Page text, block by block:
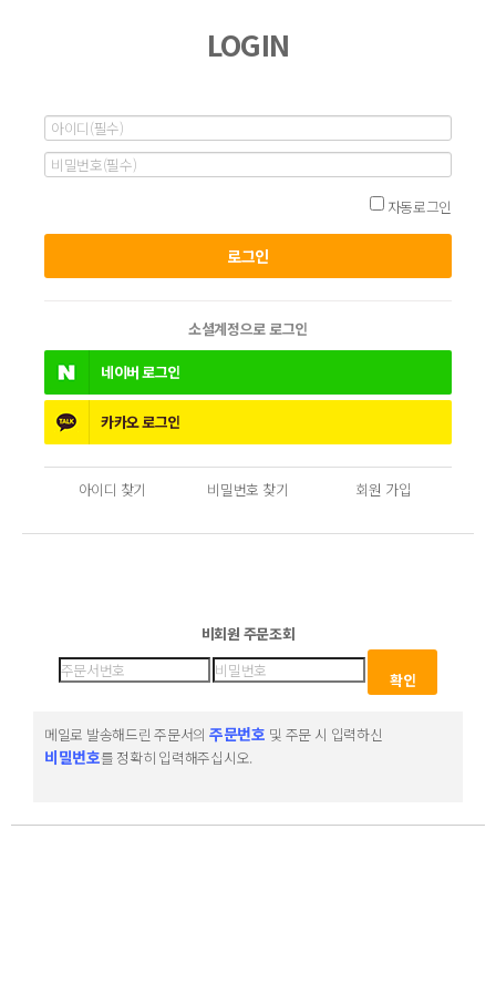
LOGIN
자동로그인
소셜계정으로 로그인
네이버로그인
카카오로그인
아이디 찾기 비밀번호 찾기 회원 가입
비회원 주문조회
메일로 발송해드린 주문서의주문번호 및 주문 시 입력하신
비밀번호를 정확히 입력해주십시오.